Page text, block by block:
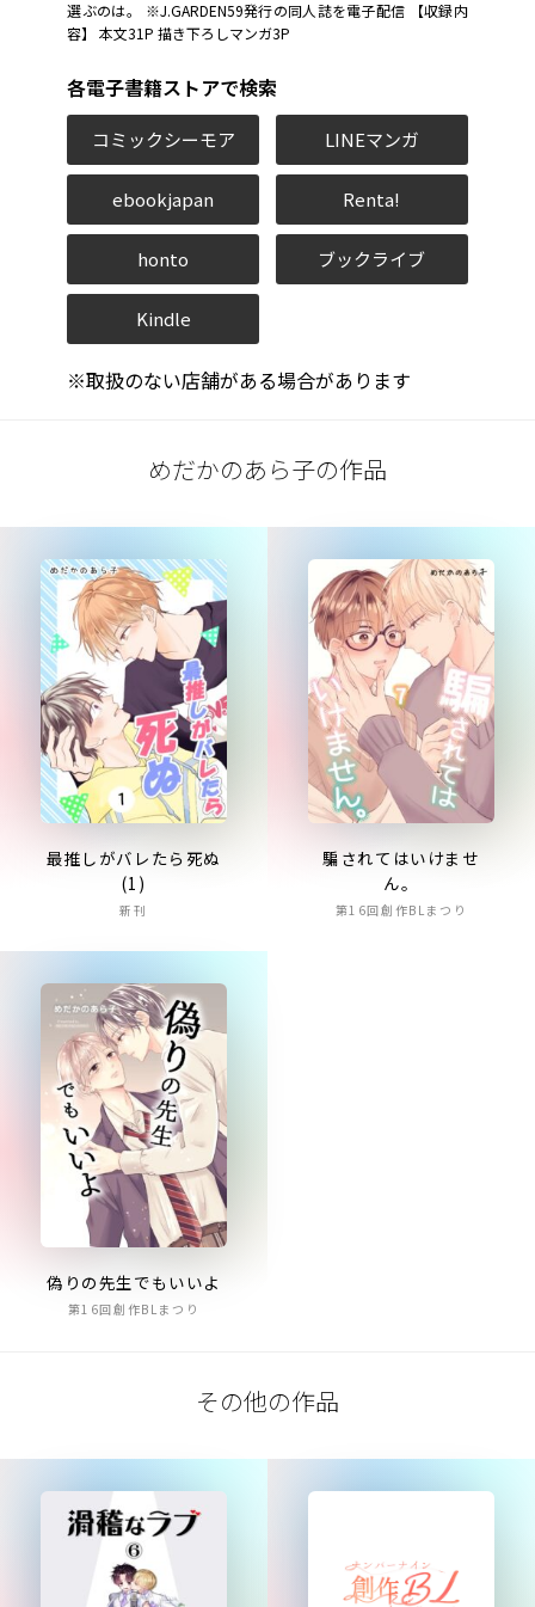
選ぶのは――。 ※J.GARDEN59発行の同人誌を電子配信 【収録内
容】 本文31P 描き下ろしマンガ3P
各電子書籍ストアで検索
コミックシーモア LINEマンガ
ebookjapan Renta!
honto ブックライブ
Kindle
※取扱のない店舗がある場合があります
めだかのあら子の作品
最推しがバレたら死ぬ
(1)
新刊
騙されてはいけませ
ん。
第16回創作BLまつり
偽りの先生でもいいよ
第16回創作BLまつり
その他の作品